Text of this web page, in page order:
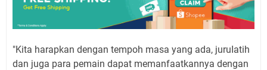
"Kita harapkan dengan tempoh masa yang ada, juruIatih
dan juga para pemain dapat memanfaatkannya dengan